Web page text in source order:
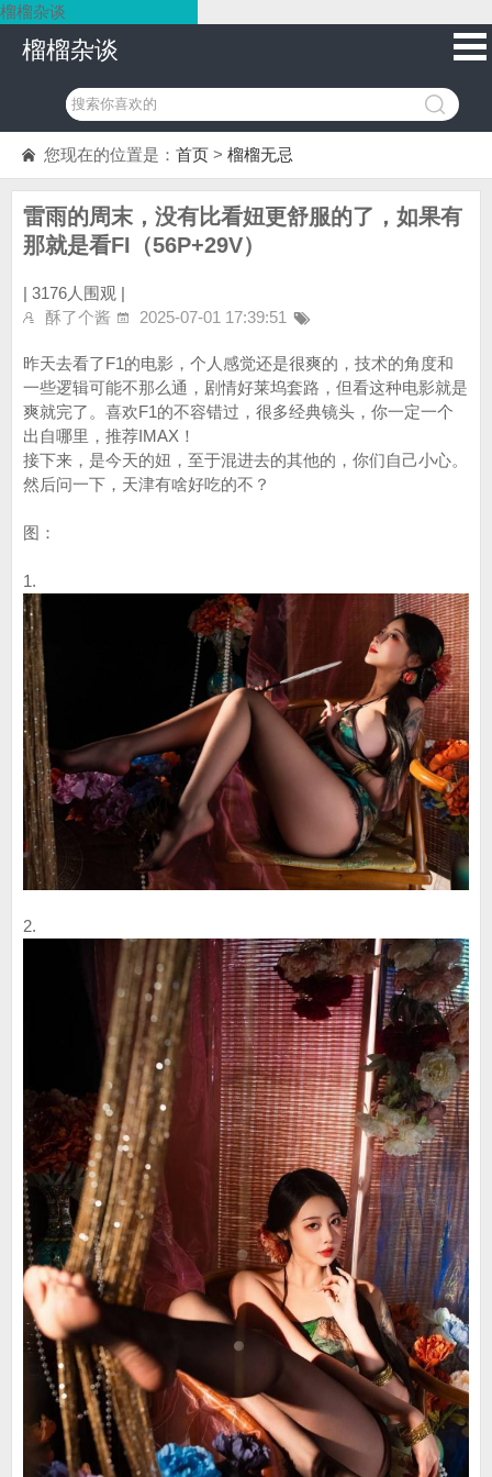
榴榴杂谈
榴榴杂谈
您现在的位置是： 首页 > 榴榴无忌
雷雨的周末，没有比看妞更舒服的了，如果有
那就是看FI（56P+29V）
| 3176人围观 |
酥了个酱
2025-07-01 17:39:51
昨天去看了F1的电影，个人感觉还是很爽的，技术的角度和
一些逻辑可能不那么通，剧情好莱坞套路，但看这种电影就是
爽就完了。喜欢F1的不容错过，很多经典镜头，你一定一个
出自哪里，推荐IMAX！
接下来，是今天的妞，至于混进去的其他的，你们自己小心。
然后问一下，天津有啥好吃的不？
图：
1.
2.